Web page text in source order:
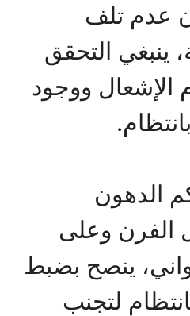
عدم تلف
ينبغي التحقق
الإشعال ووجود
الدهون
الفرن وعلى
ينصح بضبط
لتجنب